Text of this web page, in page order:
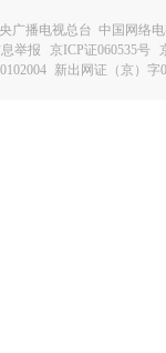
广播电视总台 中国网络
举报
京ICP证060535号
新出网证（京）